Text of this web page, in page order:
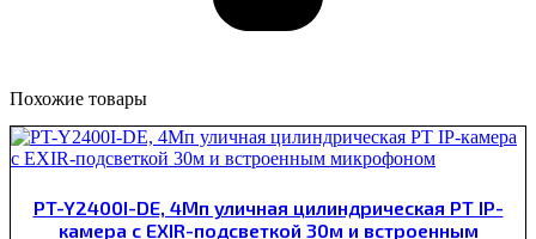
Похожие товары
PT-Y2400I-DE, 4Мп уличная цилиндрическая PT IP-
камера c EXIR-подсветкой 30м и встроенным